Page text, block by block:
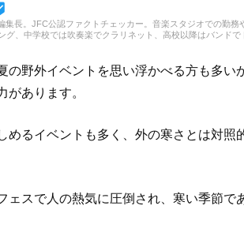
集長。JFC公認ファクトチェッカー。音楽スタジオでの勤
グ、中学校では吹奏楽でクラリネット、高校以降はバンド
の野外イベントを思い浮かべる方も多い
があります。
めるイベントも多く、外の寒さとは対
ェスで人の熱気に圧倒され、寒い季節で